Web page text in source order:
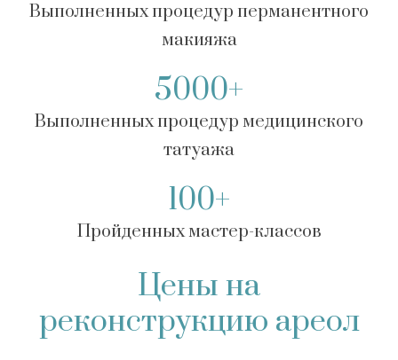
Выполненных процедур перманентного
макияжа
5000+
Выполненных процедур медицинского
татуажа
100+
Пройденных мастер-классов
Цены на
реконструкцию ареол